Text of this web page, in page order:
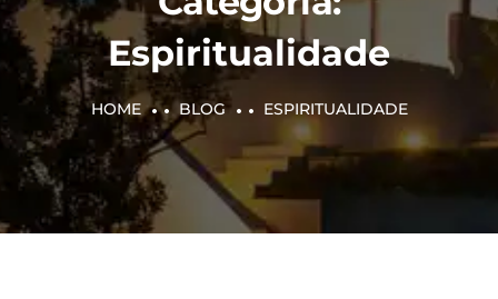
Espiritualidade
HOME BLOG ESPIRITUALIDADE